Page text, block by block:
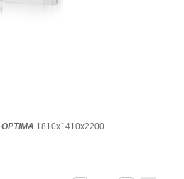
OPTIMA 1810x1410x2200